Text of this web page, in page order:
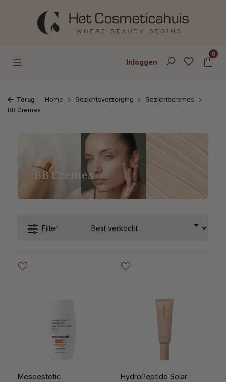
Ga naar de hoofdinhoud
Inloggen
0
Terug Home Gezichtsverzorging
Gezichtscremes
BB Cremes
BB Cremes
Filter
Mesoestetic
HydroPeptide Solar